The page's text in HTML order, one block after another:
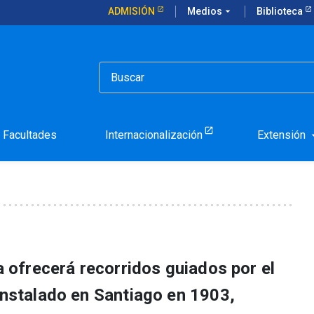
ADMISIÓN Medios arrow_drop_down Biblioteca
Facultades Internacionalización Extensión
Foster abrirá
recorridos guiados por el
en Santiago en 1903,